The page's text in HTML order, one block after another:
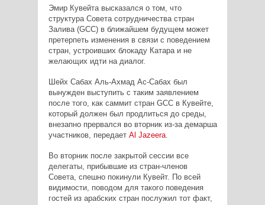
Эмир Кувейта высказался о том, что
структура Совета сотрудничества стран
Залива (GCC) в ближайшем будущем может
претерпеть изменения в связи с поведением
стран, устроивших блокаду Катара и не
желающих идти на диалог.
Шейх Сабах Аль-Ахмад Ас-Сабах был
вынужден выступить с таким заявлением
после того, как саммит стран GCC в Кувейте,
который должен был продлиться до среды,
внезапно прервался во вторник из-за демарша
участников, передает Al Jazeera.
Во вторник после закрытой сессии все
делегаты, прибывшие из стран-членов
Совета, спешно покинули Кувейт. По всей
видимости, поводом для такого поведения
гостей из арабских стран послужил тот факт,